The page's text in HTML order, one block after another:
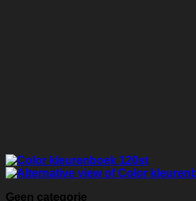
Geen categorie